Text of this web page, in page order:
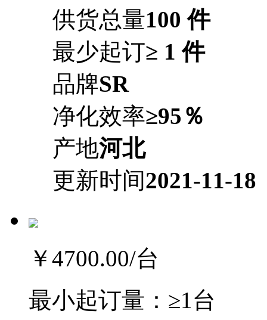
供货总量100 件
最少起订≥ 1 件
品牌SR
净化效率≥95％
产地河北
更新时间2021-11-18
￥4700.00/台
最小起订量： ≥1台